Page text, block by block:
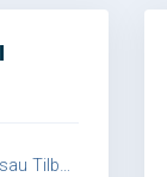
Tilburg